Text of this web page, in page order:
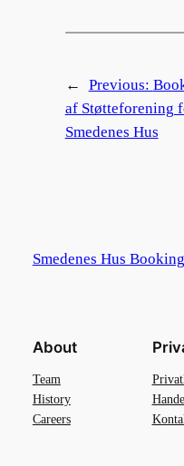
← Previous:
af Støtteforening
Smedenes Hus
Smedenes Hus Booking
About
Team
History
Careers